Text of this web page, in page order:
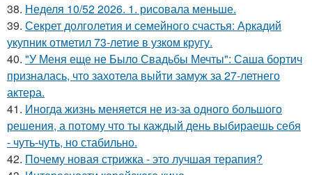
38. Неделя 10/52 2026. 1. рисовала меньше.
39. Секрет долголетия и семейного счастья: Аркадий
укупник отметил 73-летие в узком кругу.
40. "У Меня еще не Было Свадьбы Мечты": Саша бортич
призналась, что захотела выйти замуж за 27-летнего
актера.
41. Иногда жизнь меняется не из-за одного большого
решения, а потому что ты каждый день выбираешь себя
- чуть-чуть, но стабильно.
42. Почему новая стрижка - это лучшая терапия?